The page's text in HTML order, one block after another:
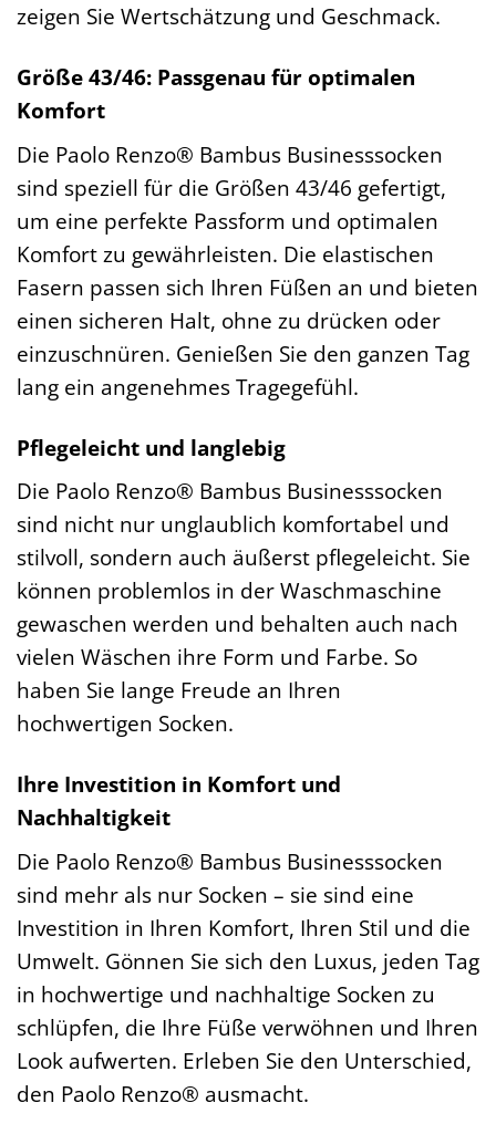
zeigen Sie Wertschätzung und Geschmack.
Größe 43/46: Passgenau für optimalen
Komfort
Die Paolo Renzo® Bambus Businesssocken
sind speziell für die Größen 43/46 gefertigt,
um eine perfekte Passform und optimalen
Komfort zu gewährleisten. Die elastischen
Fasern passen sich Ihren Füßen an und bieten
einen sicheren Halt, ohne zu drücken oder
einzuschnüren. Genießen Sie den ganzen Tag
lang ein angenehmes Tragegefühl.
Pflegeleicht und langlebig
Die Paolo Renzo® Bambus Businesssocken
sind nicht nur unglaublich komfortabel und
stilvoll, sondern auch äußerst pflegeleicht. Sie
können problemlos in der Waschmaschine
gewaschen werden und behalten auch nach
vielen Wäschen ihre Form und Farbe. So
haben Sie lange Freude an Ihren
hochwertigen Socken.
Ihre Investition in Komfort und
Nachhaltigkeit
Die Paolo Renzo® Bambus Businesssocken
sind mehr als nur Socken – sie sind eine
Investition in Ihren Komfort, Ihren Stil und die
Umwelt. Gönnen Sie sich den Luxus, jeden Tag
in hochwertige und nachhaltige Socken zu
schlüpfen, die Ihre Füße verwöhnen und Ihren
Look aufwerten. Erleben Sie den Unterschied,
den Paolo Renzo® ausmacht.